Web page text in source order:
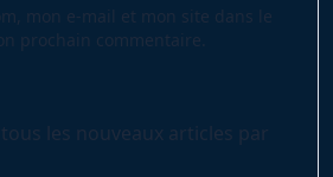
mon e-mail et mon site dans le
prochain commentaire.
les nouveaux articles par